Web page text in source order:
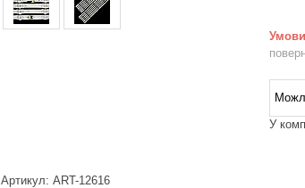
У
Артикул: ART-12616